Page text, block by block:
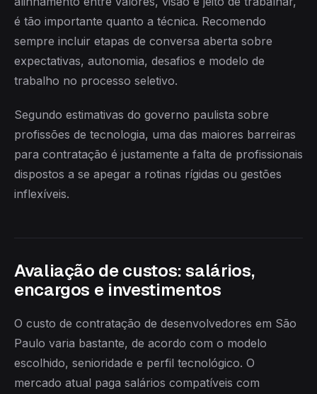
é tão importante quanto a técnica. Recomendo
sempre incluir etapas de conversa aberta sobre
expectativas, autonomia, desafios e modelo de
trabalho no processo seletivo.
Segundo estimativas do governo paulista sobre
profissões de tecnologia, uma das maiores barreiras
para contratação é justamente a falta de profissionais
dispostos a se apegar a rotinas rígidas ou gestões
inflexíveis.
Avaliação de custos: salários,
encargos e investimentos
O custo de contratação de desenvolvedores em São
Paulo varia bastante, de acordo com o modelo
escolhido, senioridade e perfil tecnológico. O
mercado atual paga salários compatíveis com